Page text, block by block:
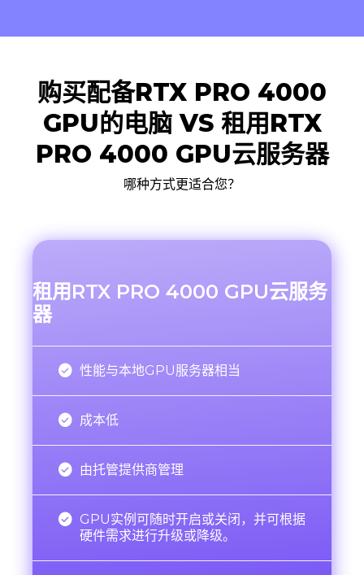
购买配备RTX PRO 4000
GPU的电脑 VS 租用RTX
PRO 4000 GPU云服务器
哪种方式更适合您？
租用RTX PRO 4000 GPU云服务
器
 性能与本地GPU服务器相当
 成本低
 由托管提供商管理
 GPU实例可随时开启或关闭，并可根据
硬件需求进行升级或降级。